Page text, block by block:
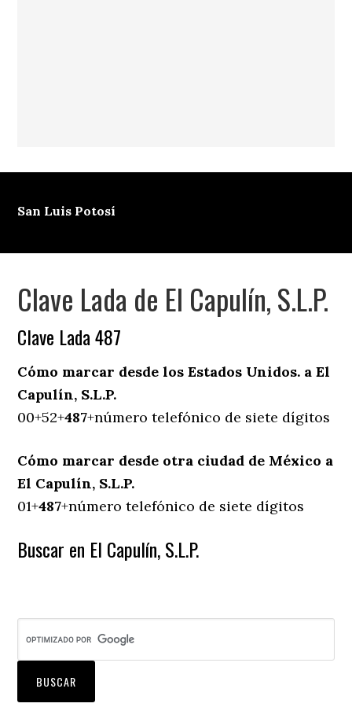
San Luis Potosí
Clave Lada de El Capulín, S.L.P.
Clave Lada 487
Cómo marcar desde los Estados Unidos. a El
Capulín, S.L.P.
00+52+487+número telefónico de siete dígitos
Cómo marcar desde otra ciudad de México a
El Capulín, S.L.P.
01+487+número telefónico de siete dígitos
Buscar en El Capulín, S.L.P.